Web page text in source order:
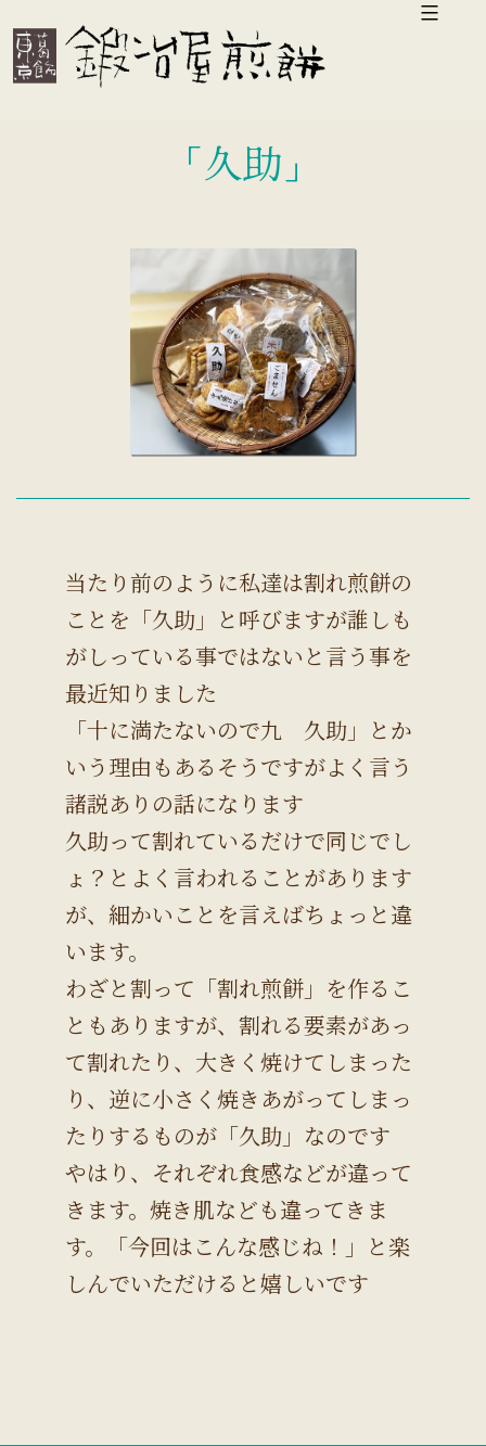
ン
テ
「久助」
当たり前のように私達は割れ煎餅の
ことを「久助」と呼びますが誰しも
がしっている事ではないと言う事を
最近知りました
「十に満たないので九 久助」とか
いう理由もあるそうですがよく言う
諸説ありの話になります
久助って割れているだけで同じでし
ょ？とよく言われることがあります
が、細かいことを言えばちょっと違
います。
わざと割って「割れ煎餅」を作るこ
ともありますが、割れる要素があっ
て割れたり、大きく焼けてしまった
り、逆に小さく焼きあがってしまっ
たりするものが「久助」なのです
やはり、それぞれ食感などが違って
きます。焼き肌なども違ってきま
す。「今回はこんな感じね！」と楽
しんでいただけると嬉しいです